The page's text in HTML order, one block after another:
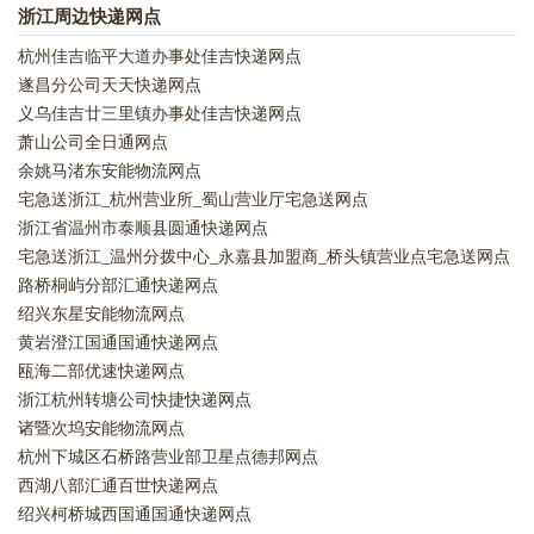
浙江周边快递网点
杭州佳吉临平大道办事处佳吉快递网点
遂昌分公司天天快递网点
义乌佳吉廿三里镇办事处佳吉快递网点
萧山公司全日通网点
余姚马渚东安能物流网点
宅急送浙江_杭州营业所_蜀山营业厅宅急送网点
浙江省温州市泰顺县圆通快递网点
宅急送浙江_温州分拨中心_永嘉县加盟商_桥头镇营业点宅急送网点
路桥桐屿分部汇通快递网点
绍兴东星安能物流网点
黄岩澄江国通国通快递网点
瓯海二部优速快递网点
浙江杭州转塘公司快捷快递网点
诸暨次坞安能物流网点
杭州下城区石桥路营业部卫星点德邦网点
西湖八部汇通百世快递网点
绍兴柯桥城西国通国通快递网点